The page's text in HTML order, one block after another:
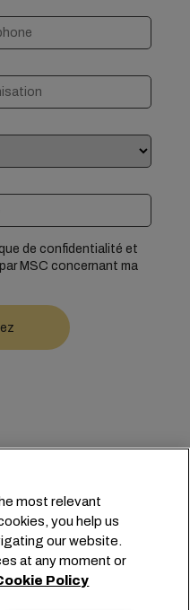
de confidentialité et
MSC concernant ma
info@msc.com
Switzerland
données
most relevant
you help us
our website.
at any moment or
Policy